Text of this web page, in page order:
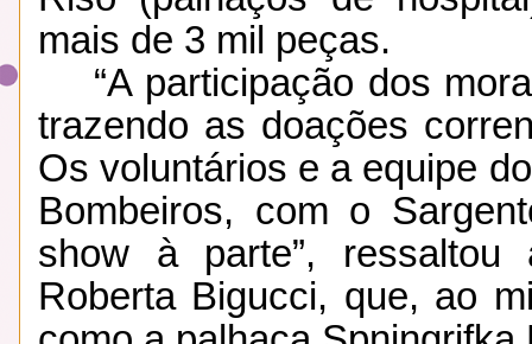
mais de 3 mil peças.
“A participação dos
trazendo as doações
Os voluntários e a equipe
Bombeiros, com o
show à parte”,
Roberta Bigucci, que, ao